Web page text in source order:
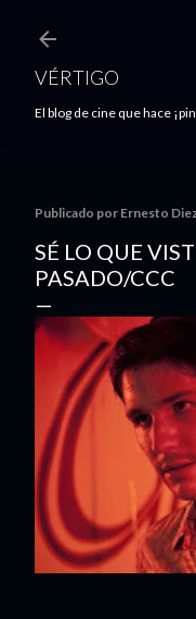
VÉRTIGO
El blog de cine que hace
Publicado por Ernesto
SÉ LO QUE
PASADO/CCC